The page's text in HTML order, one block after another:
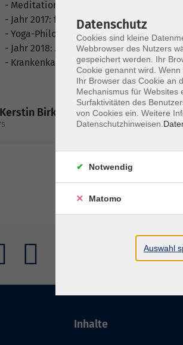
- Meditationsweiterbildung nach Yoga
- Jahr 2017: fortgeschrittene Anatomie
- Yoga-Philosophie nach Yoga Alliance
- Jahr 2018: Abschluss der RYT 500
- Krankenkassen-Zertifizierung nach ZPP
Birkner
Inhalte
Datenschutz
Cookies sind kleine
Webbrowser des Nutzers
gespeichert werden. Ihr
Cookie genannt wird.
Ihr Browser das Cookie an
Mechanismus für Websites
Surfaktivitäten des
von Cookies ein. Weitere
Datenschutzhinweisen.
Notwendig
Matomo
Auswahl